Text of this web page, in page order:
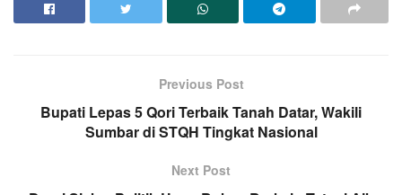
Previous Post
Bupati Lepas 5 Qori Terbaik Tanah Datar, Wakili
Sumbar di STQH Tingkat Nasional
Next Post